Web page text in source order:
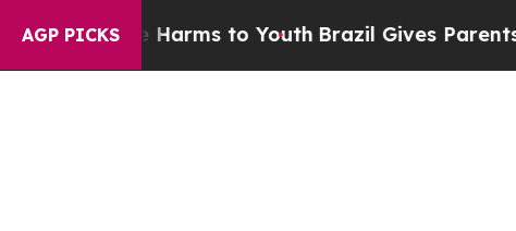
AGP PICKS
Abate Harms to Youth Brazil Gives Parents